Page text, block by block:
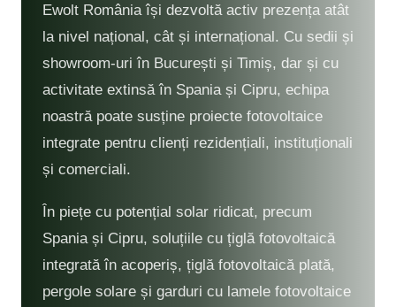
Ewolt România își dezvoltă activ prezența atât
la nivel național, cât și internațional. Cu sedii și
showroom-uri în București și Timiș, dar și cu
activitate extinsă în Spania și Cipru, echipa
noastră poate susține proiecte fotovoltaice
integrate pentru clienți rezidențiali, instituționali
și comerciali.
În piețe cu potențial solar ridicat, precum
Spania și Cipru, soluțiile cu țiglă fotovoltaică
integrată în acoperiș, țiglă fotovoltaică plată,
pergole solare și garduri cu lamele fotovoltaice